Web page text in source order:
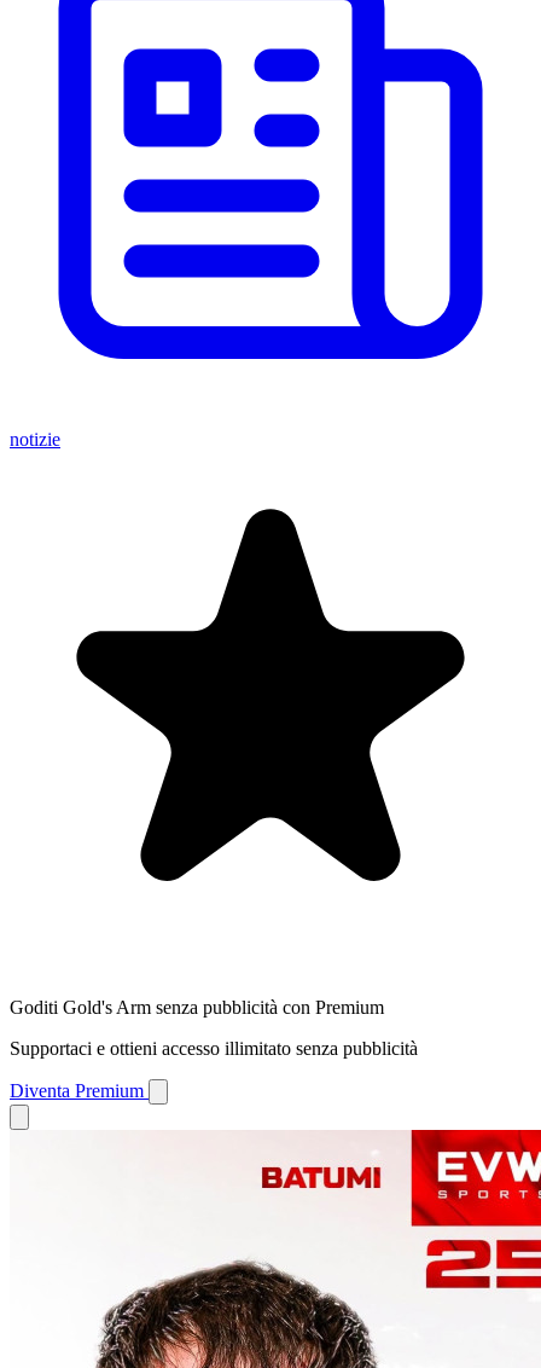
notizie
Goditi Gold's Arm senza pubblicità con Premium
Supportaci e ottieni accesso illimitato senza pubblicità
Diventa Premium